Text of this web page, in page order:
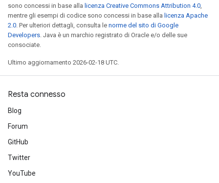
sono concessi in base alla licenza Creative Commons Attribution 4.0,
mentre gli esempi di codice sono concessi in base alla licenza Apache
2.0. Per ulteriori dettagli, consulta le norme del sito di Google
Developers. Java è un marchio registrato di Oracle e/o delle sue
consociate.
Ultimo aggiornamento 2026-02-18 UTC.
Resta connesso
Blog
Forum
GitHub
Twitter
YouTube